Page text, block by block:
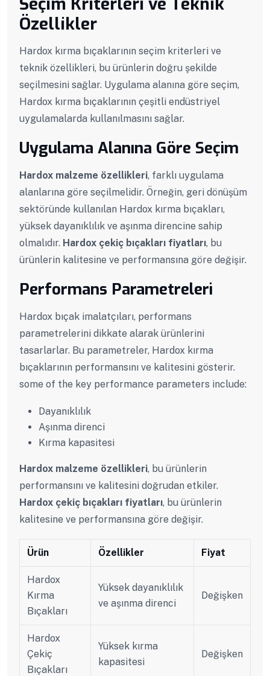
Özellikler
Hardox kırma bıçaklarının seçim kriterleri ve
teknik özellikleri, bu ürünlerin doğru şekilde
seçilmesini sağlar. Uygulama alanına göre seçim,
Hardox kırma bıçaklarının çeşitli endüstriyel
uygulamalarda kullanılmasını sağlar.
Uygulama Alanına Göre Seçim
Hardox malzeme özellikleri, farklı uygulama
alanlarına göre seçilmelidir. Örneğin, geri dönüşüm
sektöründe kullanılan Hardox kırma bıçakları,
yüksek dayanıklılık ve aşınma direncine sahip
olmalıdır. Hardox çekiç bıçakları fiyatları, bu
ürünlerin kalitesine ve performansına göre değişir.
Performans Parametreleri
Hardox bıçak imalatçıları, performans
parametrelerini dikkate alarak ürünlerini
tasarlarlar. Bu parametreler, Hardox kırma
bıçaklarının performansını ve kalitesini gösterir.
some of the key performance parameters include:
Dayanıklılık
Aşınma direnci
Kırma kapasitesi
Hardox malzeme özellikleri, bu ürünlerin
performansını ve kalitesini doğrudan etkiler.
Hardox çekiç bıçakları fiyatları, bu ürünlerin
kalitesine ve performansına göre değişir.
Ürün Özellikler Fiyat
Hardox
Kırma
Bıçakları
Yüksek dayanıklılık
ve aşınma direnci
Değişken
Hardox
Çekiç
Bıçakları
Yüksek kırma
kapasitesi
Değişken